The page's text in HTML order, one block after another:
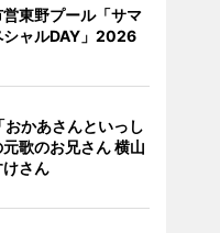
東野プール「サマ
シャルDAY」2026
おかあさんといっし
元歌のお兄さん 横山
さん